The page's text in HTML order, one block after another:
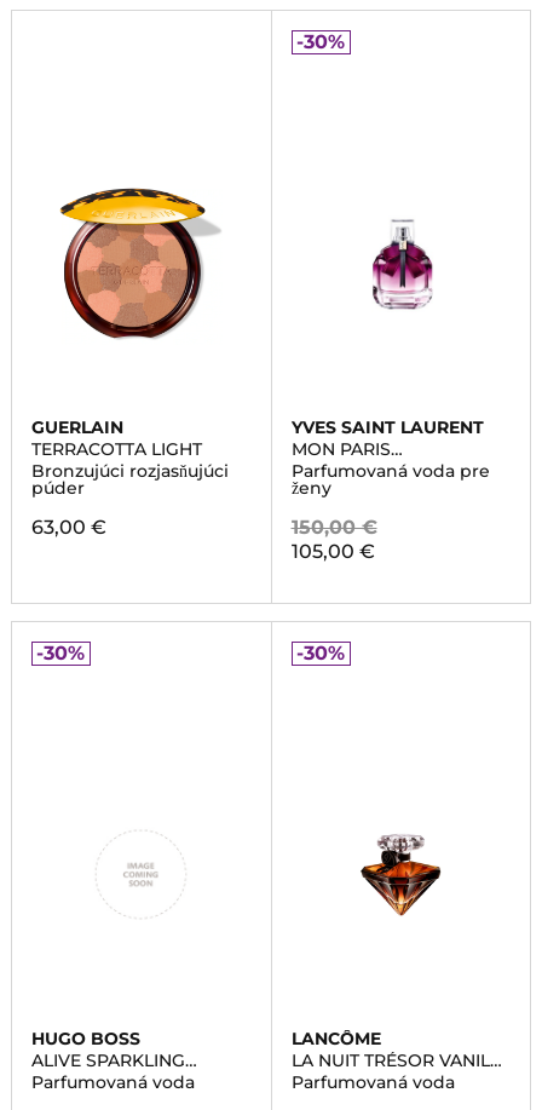
GUERLAIN
TERRACOTTA LIGHT
Bronzujúci rozjasňujúci
púder
63,00 €
-30%
YVES SAINT LAURENT
MON PARIS
INTENSEMENT
Parfumovaná voda pre
ženy
150,00 €
105,00 €
-30%
HUGO BOSS
ALIVE SPARKLING
LAVENDER
Parfumovaná voda
-30%
LANCÔME
LA NUIT TRÉSOR VANILLE
NOIRE
Parfumovaná voda